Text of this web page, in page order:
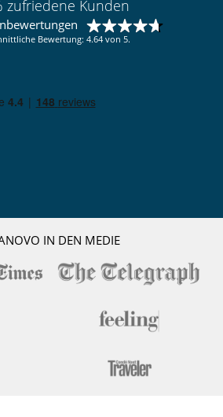
zufriedene Kunden
Bewertung: 4.64 von 5.
IN DEN MEDIE